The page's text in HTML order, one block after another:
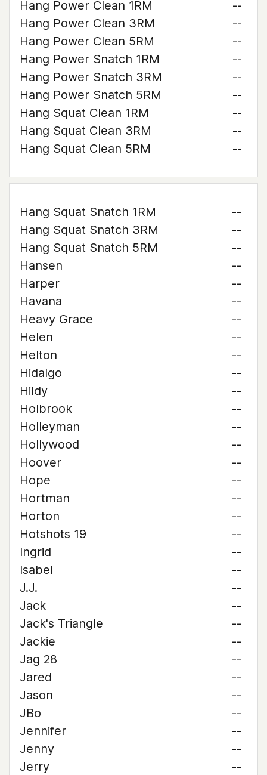
Hang Power Clean 1RM
--
Hang Power Clean 3RM
--
Hang Power Clean 5RM
--
Hang Power Snatch 1RM
--
Hang Power Snatch 3RM
--
Hang Power Snatch 5RM
--
Hang Squat Clean 1RM
--
Hang Squat Clean 3RM
--
Hang Squat Clean 5RM
--
Hang Squat Snatch 1RM
--
Hang Squat Snatch 3RM
--
Hang Squat Snatch 5RM
--
Hansen
--
Harper
--
Havana
--
Heavy Grace
--
Helen
--
Helton
--
Hidalgo
--
Hildy
--
Holbrook
--
Holleyman
--
Hollywood
--
Hoover
--
Hope
--
Hortman
--
Horton
--
Hotshots 19
--
Ingrid
--
Isabel
--
J.J.
--
Jack
--
Jack's Triangle
--
Jackie
--
Jag 28
--
Jared
--
Jason
--
JBo
--
Jennifer
--
Jenny
--
Jerry
--